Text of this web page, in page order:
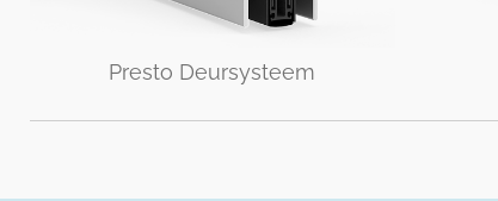
Presto Deursysteem